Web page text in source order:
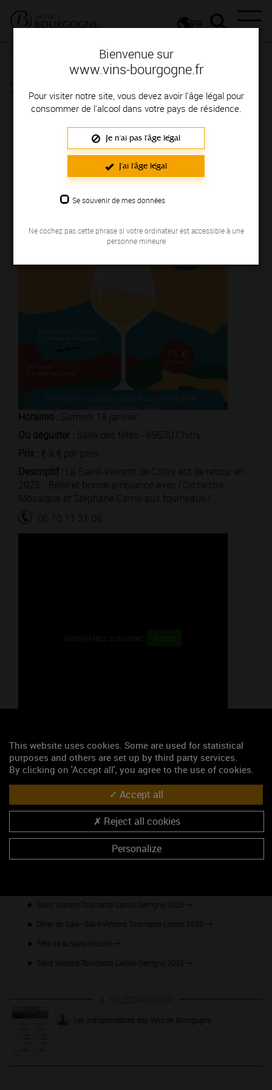
Bienvenue sur
www.vins-bourgogne.fr
Pour visiter notre site, vous devez avoir l'âge légal pour
consommer de l'alcool dans votre pays de résidence.
Je n'ai pas l'âge légal
J'ai l'âge légal
Se souvenir de mes données
Ne cochez pas cette phrase si votre ordinateur est accessible à une
personne mineure
FR
Rendez-vous
Saint-Vincent de Chitry - Chitry
Le 18 janvier 2025
Horaires : Samedi 18 janvier.
Où déguster : Salle des fêtes - 89530 Chitry
Prix : € à € par pers.
Descriptif : La Saint-Vincent de Chitry est de retour en
2025… Belle et bonne ambiance avec l'Orchestre
Mosaïque et Stéphane Camu aux fourneaux !
06 10 11 31 06
Google Maps is disabled. Accept
47.76253, 3.70357
S'y rendre
Les événements du mois
Année-anniversaire des Climats
Banquet de la Saint-Vincent 2025
A TÉLÉCHARGER
This website uses cookies. Some are used for statistical
purposes and others are set up by third party services.
By clicking on 'Accept all', you agree to the use of cookies.
Accept all
Reject all cookies
Personalize